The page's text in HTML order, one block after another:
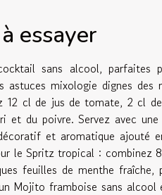
essayer
sans alcool,
mixologie dignes des
12 cl de jus de tomate, 2 cl
et du poivre. Servez avec
et aromatique ajouté
le Spritz tropical : combinez
feuilles de menthe fraîche,
Mojito framboise sans